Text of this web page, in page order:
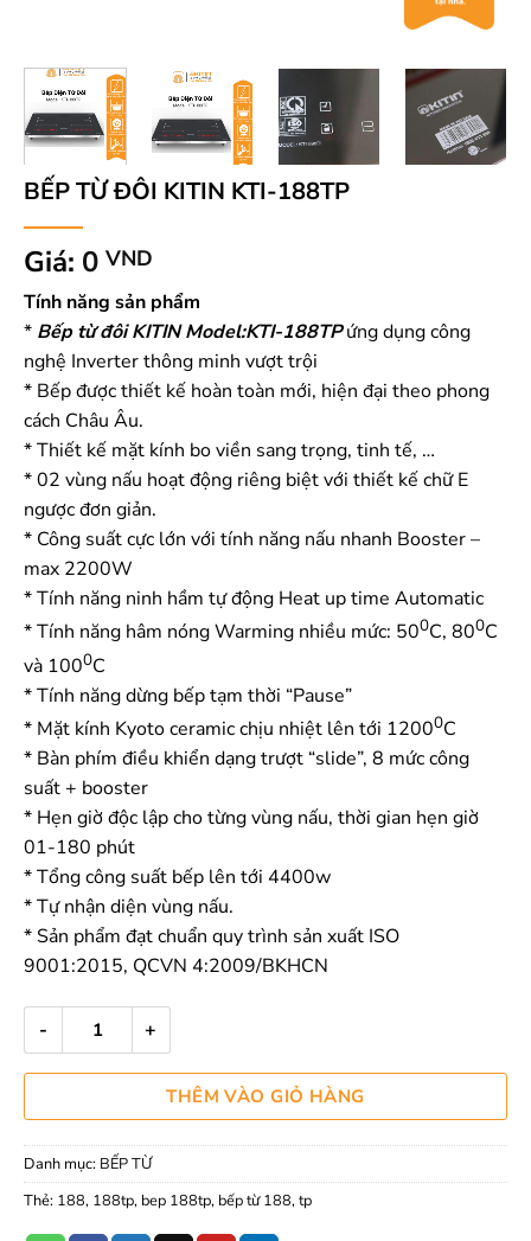
BẾP TỪ ĐÔI KITIN KTI-188TP
Giá: 0 VND
Tính năng sản phẩm
* Bếp từ đôi KITIN Model:KTI-188TPứng dụng công
nghệ Inverter thông minh vượt trội
* Bếp được thiết kế hoàn toàn mới, hiện đại theo phong
cách Châu Âu.
* Thiết kế mặt kính bo viền sang trọng, tinh tế, …
* 02 vùng nấu hoạt động riêng biệt với thiết kế chữ E
ngược đơn giản.
* Công suất cực lớn với tính năng nấu nhanh Booster –
max 2200W
* Tính năng ninh hầm tự động Heat up time Automatic
* Tính năng hâm nóng Warming nhiều mức: 500C, 800C
và 1000C
* Tính năng dừng bếp tạm thời “Pause”
* Mặt kính Kyoto ceramic chịu nhiệt lên tới 12000C
* Bàn phím điều khiển dạng trượt “slide”, 8 mức công
suất + booster
* Hẹn giờ độc lập cho từng vùng nấu, thời gian hẹn giờ
01-180 phút
* Tổng công suất bếp lên tới 4400w
* Tự nhận diện vùng nấu.
* Sản phẩm đạt chuẩn quy trình sản xuất ISO
9001:2015, QCVN 4:2009/BKHCN
BẾP TỪ ĐÔI KITIN KTI-188TP số lượng
THÊM VÀO GIỎ HÀNG
Danh mục: BẾP TỪ
Thẻ: 188, 188tp, bep 188tp, bếp từ 188,tp